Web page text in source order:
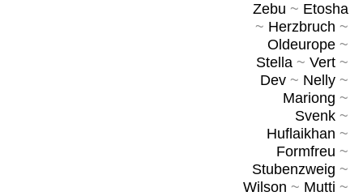
Zebu ~ Etosha
~ Herzbruch ~
Oldeurope~
Stella~ Vert~
Dev~ Nelly~
Mariong ~
Svenk~
Huflaikhan ~
Formfreu ~
Stubenzweig ~
Wilson ~ Mutti ~